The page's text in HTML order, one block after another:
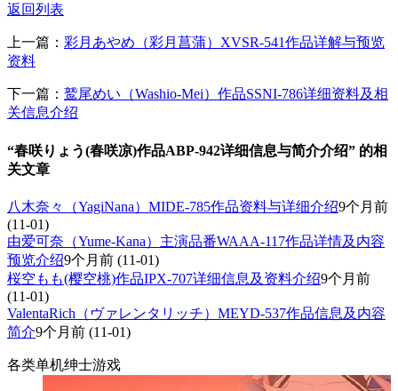
返回列表
上一篇： 彩月あやめ（彩月菖蒲）XVSR-541作品详解与预览
资料
下一篇： 鹫尾めい（Washio-Mei）作品SSNI-786详细资料及相
关信息介绍
“春咲りょう(春咲凉)作品ABP-942详细信息与简介介绍” 的相
关文章
八木奈々（YagiNana）MIDE-785作品资料与详细介绍9个月前
(11-01)
由爱可奈（Yume-Kana）主演品番WAAA-117作品详情及内容
预览介绍9个月前 (11-01)
桜空もも(樱空桃)作品IPX-707详细信息及资料介绍9个月前
(11-01)
ValentaRich（ヴァレンタリッチ）MEYD-537作品信息及内容
简介9个月前 (11-01)
各类单机绅士游戏